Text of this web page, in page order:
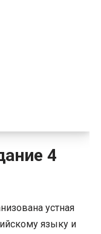
4
устная
языку и